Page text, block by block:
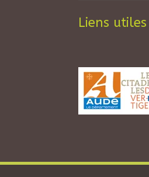
Liens utiles